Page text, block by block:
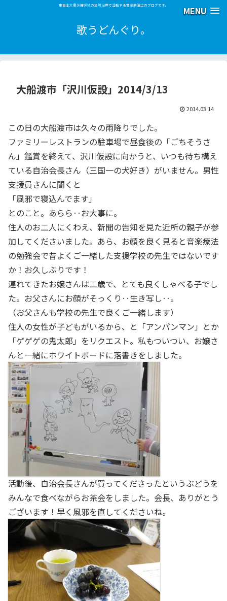
MENU
東日本大震災被災地の三陸沿岸で活動する音楽療法士のブログです。
歌うどんぐり。
大船渡市「沢川仮設」2014/3/13
2014.03.14
この日の大船渡市は久々の雨降りでした。
ファミリーレストランの駐車場で昼食後の「ごちそうさ
ん」鑑賞を終えて、沢川仮設に向かうと、いつも待ち構え
ている自治会長さん（三国一の犬好き）がいません。男性
支援員さんに聞くと
「風邪で寝込んでます」
とのこと。あらら‥お大事に。
住人のお二人にくわえ、新聞の告知を見た近所の親子が参
加してくださいました。あら、お顔を良く見ると音楽療法
の勉強会で昔よくご一緒した支援学校の先生ではないです
か！お久しぶりです！
連れてきたお嬢さんは二歳で、とても良くしゃべる子でし
た。お父さんにお顔がそっくり‥生き写し‥。
（お父さんも学校の先生で良くご一緒します）
住人の女性が子どもがいるから、と「アンパンマン」とか
「ゲゲゲの鬼太郎」をリクエスト。私もついつい、お嬢さ
んと一緒にホワイトボードに落書きをしました。
活動後、自治会長さんが買ってくださったというぶどうを
みんなで食べながらお茶会をしました。会長、ありがとう
ございます！早く風邪を直してくださいね。